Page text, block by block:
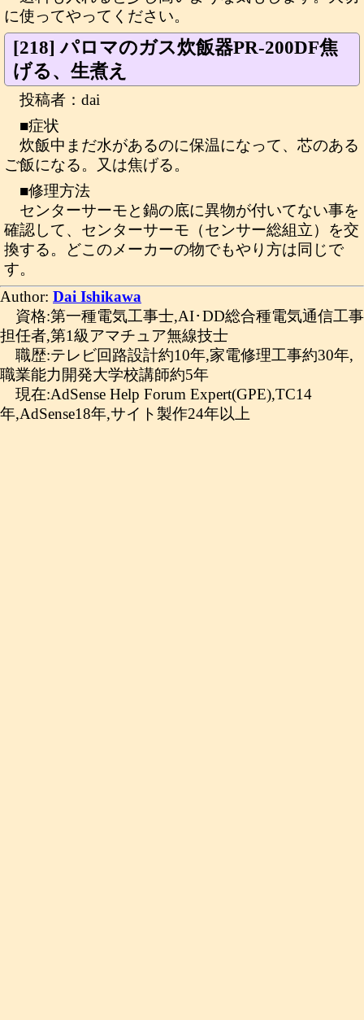
に使ってやってください。
[218] パロマのガス炊飯器PR-200DF焦
げる、生煮え
投稿者：dai
■症状
炊飯中まだ水があるのに保温になって、芯のある
ご飯になる。又は焦げる。
■修理方法
センターサーモと鍋の底に異物が付いてない事を
確認して、センターサーモ（センサー総組立）を交
換する。どこのメーカーの物でもやり方は同じで
す。
Author: Dai Ishikawa
資格:第一種電気工事士,AI･DD総合種電気通信工事
担任者,第1級アマチュア無線技士
職歴:テレビ回路設計約10年,家電修理工事約30年,
職業能力開発大学校講師約5年
現在:AdSense Help Forum Expert(GPE),TC14
年,AdSense18年,サイト製作24年以上